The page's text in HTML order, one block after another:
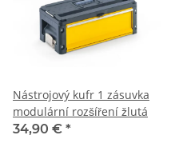
Nástrojový kufr 1 zásuvka
modulární rozšíření žlutá
34,90 € *